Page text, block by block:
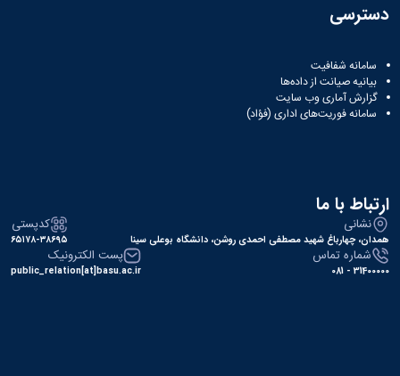
دسترسی
سامانه شفافیت
بیانیه صیانت از داده‌ها
گزارش آماری وب‌ سایت
سامانه فوریت‌های اداری (فؤاد)
ارتباط با ما
نشانی
همدان، چهارباغ شهید مصطفی احمدی روشن، دانشگاه بوعلی سینا
کدپستی
۶۵۱۷۸-۳۸۶۹۵
شماره تماس
31400000 - 081
پست الکترونیک
public_relation[at]basu.ac.ir